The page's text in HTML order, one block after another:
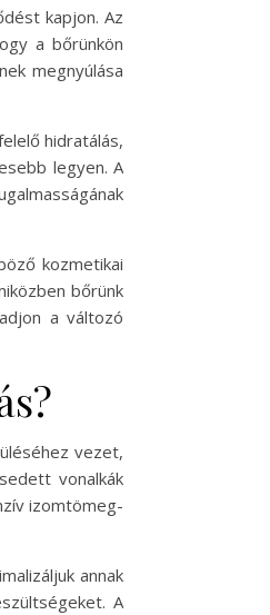
kapjon. Az
a bőrünkön
megnyúlása
hidratálás,
legyen. A
kozmetikai
bőrünk
a változó
vezet,
vonalkák
izomtömeg-
annak
A